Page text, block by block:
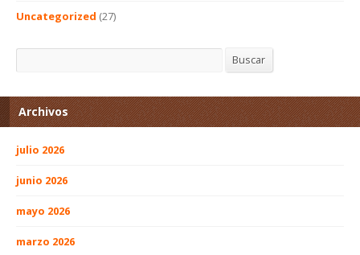
Uncategorized (27)
Buscar
Archivos
julio 2026
junio 2026
mayo 2026
marzo 2026